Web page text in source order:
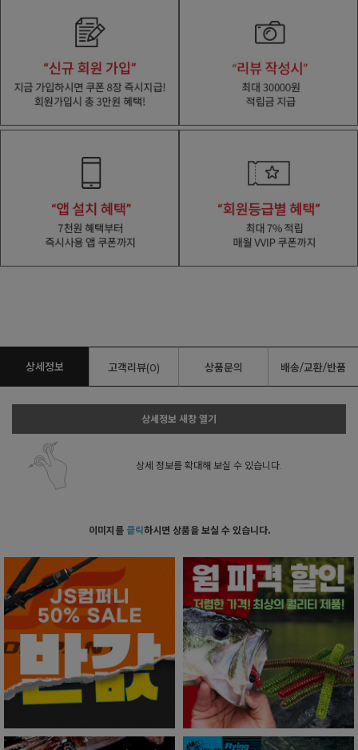
상세정보 고객리뷰(0) 상품문의 배송/교환/반품
상세정보 새창 열기
상세 정보를 확대해 보실 수 있습니다.
이미지를 클릭하시면 상품을 보실 수 있습니다.